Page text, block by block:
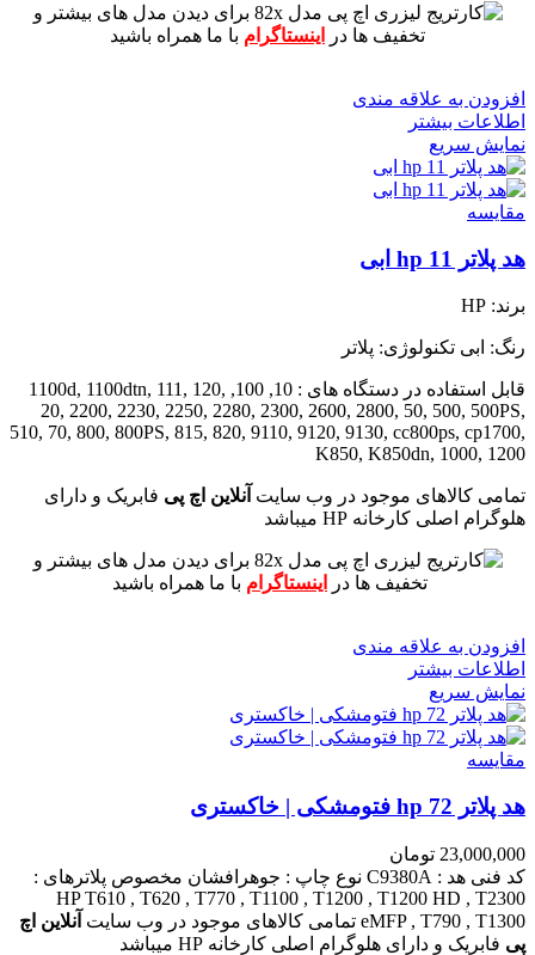
برای دیدن مدل های بیشتر و
تخفیف ها در
اینستاگرام با ما همراه باشید
افزودن به علاقه مندی
اطلاعات بیشتر
نمایش سریع
مقايسه
هد پلاتر 11 hp ابی
برند: HP
رنگ: ابی تکنولوژی: پلاتر
قابل استفاده در دستگاه های : 10, 100, 1100d, 1100dtn, 111, 120,
20, 2200, 2230, 2250, 2280, 2300, 2600, 2800, 50, 500, 500PS,
510, 70, 800, 800PS, 815, 820, 9110, 9120, 9130, cc800ps, cp1700,
K850, K850dn, 1000, 1200
تمامی کالاهای موجود در وب سایت آنلاین اچ پی فابریک و دارای
هلوگرام اصلی کارخانه HP میباشد
برای دیدن مدل های بیشتر و
تخفیف ها در
اینستاگرام با ما همراه باشید
افزودن به علاقه مندی
اطلاعات بیشتر
نمایش سریع
مقايسه
هد پلاتر 72 hp فتومشکی | خاکستری
23,000,000 تومان
کد فنی هد : C9380A نوع چاپ : جوهرافشان مخصوص پلاترهای :
HP T610 , T620 , T770 , T1100 , T1200 , T1200 HD , T2300
eMFP , T790 , T1300 تمامی کالاهای موجود در وب سایت آنلاین اچ
پی فابریک و دارای هلوگرام اصلی کارخانه HP میباشد